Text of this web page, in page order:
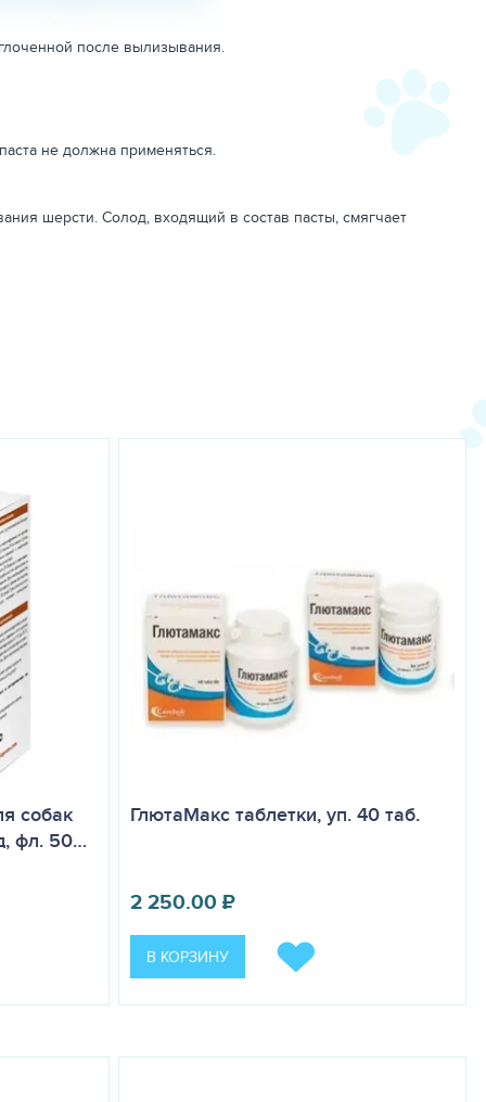
после вылизывания.
не должна применяться.
шерсти. Солод, входящий в состав пасты, смягчает
малоподвижные, с избыточным весом, пожилые.
не установлено.
собак
фл. 50…
ГлютаМакс таблетки, уп. 40 таб.
2 250.00₽
В КОРЗИНУ